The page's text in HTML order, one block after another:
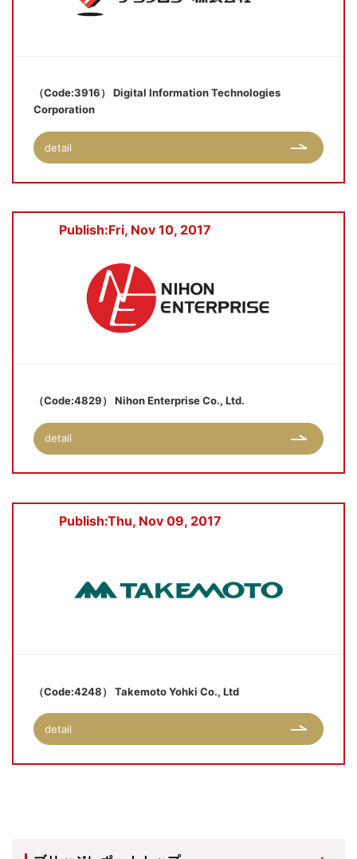
（Code:3916） Digital Information Technologies
Corporation
detail
Publish:Fri, Nov 10, 2017
（Code:4829） Nihon Enterprise Co., Ltd.
detail
Publish:Thu, Nov 09, 2017
（Code:4248） Takemoto Yohki Co., Ltd
detail